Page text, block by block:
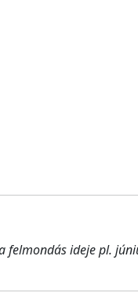
felmondás ideje pl.